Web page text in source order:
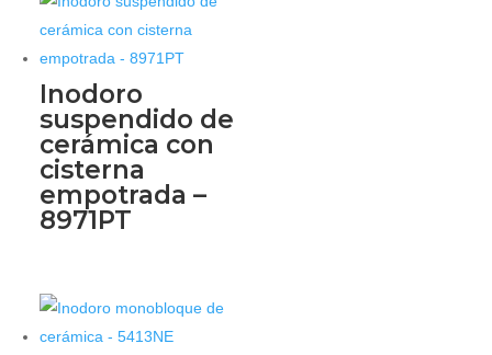
Inodoro
suspendido de
cerámica con
cisterna
empotrada –
8971PT